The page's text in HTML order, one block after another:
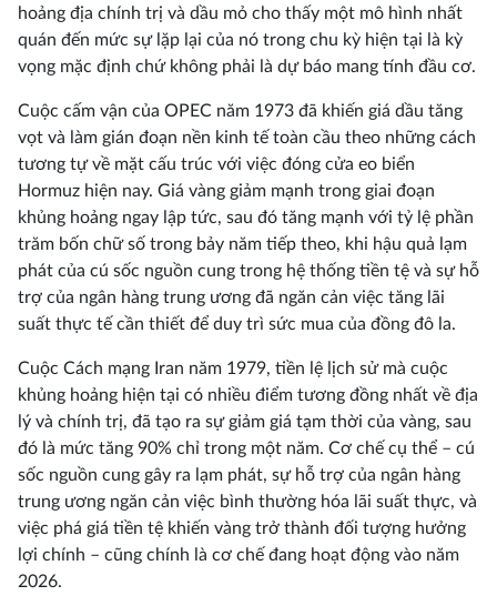
hoảng địa chính trị và dầu mỏ cho thấy một mô hình nhất
quán đến mức sự lặp lại của nó trong chu kỳ hiện tại là kỳ
vọng mặc định chứ không phải là dự báo mang tính đầu cơ.
Cuộc cấm vận của OPEC năm 1973 đã khiến giá dầu tăng
vọt và làm gián đoạn nền kinh tế toàn cầu theo những cách
tương tự về mặt cấu trúc với việc đóng cửa eo biển
Hormuz hiện nay. Giá vàng giảm mạnh trong giai đoạn
khủng hoảng ngay lập tức, sau đó tăng mạnh với tỷ lệ phần
trăm bốn chữ số trong bảy năm tiếp theo, khi hậu quả lạm
phát của cú sốc nguồn cung trong hệ thống tiền tệ và sự hỗ
trợ của ngân hàng trung ương đã ngăn cản việc tăng lãi
suất thực tế cần thiết để duy trì sức mua của đồng đô la.
Cuộc Cách mạng Iran năm 1979, tiền lệ lịch sử mà cuộc
khủng hoảng hiện tại có nhiều điểm tương đồng nhất về địa
lý và chính trị, đã tạo ra sự giảm giá tạm thời của vàng, sau
đó là mức tăng 90% chỉ trong một năm. Cơ chế cụ thể – cú
sốc nguồn cung gây ra lạm phát, sự hỗ trợ của ngân hàng
trung ương ngăn cản việc bình thường hóa lãi suất thực, và
việc phá giá tiền tệ khiến vàng trở thành đối tượng hưởng
lợi chính – cũng chính là cơ chế đang hoạt động vào năm
2026.